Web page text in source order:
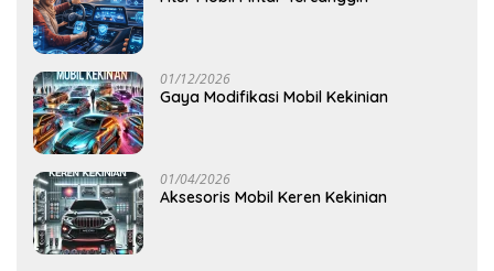
01/12/2026
Gaya Modifikasi Mobil Kekinian
01/04/2026
Aksesoris Mobil Keren Kekinian